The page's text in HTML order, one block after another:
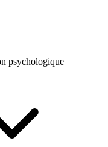
psychologique